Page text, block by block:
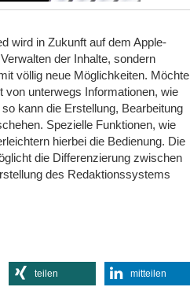
wird in Zukunft auf dem Apple-
der Inhalte, sondern
völlig neue Möglichkeiten. Möchte
von unterwegs Informationen, wie
kann die Erstellung, Bearbeitung
Spezielle Funktionen, wie
hierbei die Bedienung. Die
die Differenzierung zwischen
des Redaktionssystems
teilen mitteilen